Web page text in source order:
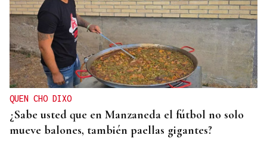
QUEN CHO DIXO
¿Sabe usted que en Manzaneda el fútbol no solo
mueve balones, también paellas gigantes?